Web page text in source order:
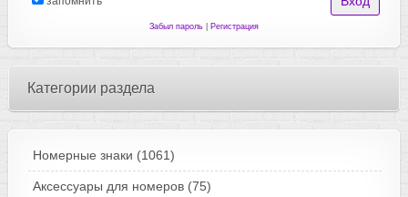
Забыл пароль| Регистрация
Категории раздела
Номерные знаки (1061)
Аксессуары для номеров (75)